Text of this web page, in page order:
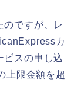
のですが、レ
カ
ビスの申し込
上限金額を超